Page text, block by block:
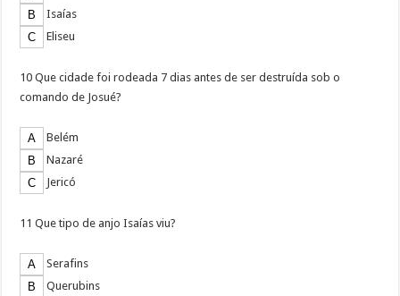
Isaías
Eliseu
10 Que cidade foi rodeada 7 dias antes de ser destruída sob o
comando de Josué?
Belém
Nazaré
Jericó
11 Que tipo de anjo Isaías viu?
Serafins
Querubins